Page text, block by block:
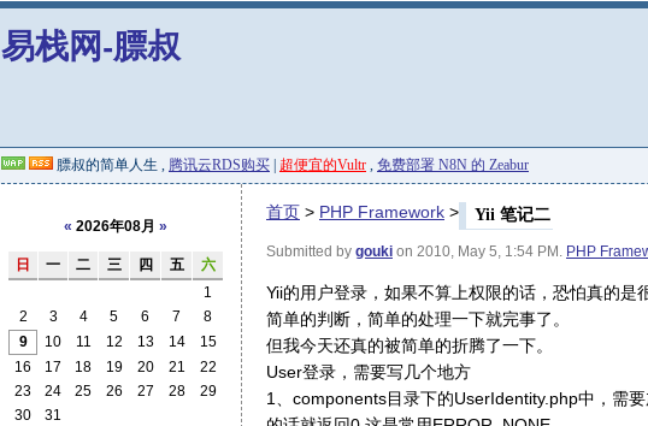
易栈网-膘叔
膘叔的简单人生 , 腾讯云RDS购买 超便宜的Vultr , 免费部署 N8N 的 Zeabur
Yii 笔记二
首页 > PHP Framework >
Submitted by gouki on 2010, May 5, 1:54 PM. PHP
Yii的用户登录，如果不算上权限的话，恐怕真的是
简单的判断，简单的处理一下就完事了。
但我今天还真的被简单的折腾了一下。
User登录，需要写几个地方
1、components目录下的UserIdentity.php中，需
« 2026年08月 »
日 一 二 三 四 五
六
1
2
3 4 5 6 7
8
9
10 11 12 13 14
15
16
17 18 19 20 21
22
23
24 25 26 27 28
29
30
31